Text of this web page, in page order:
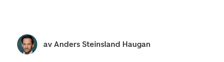
av Anders Steinsland Haugan